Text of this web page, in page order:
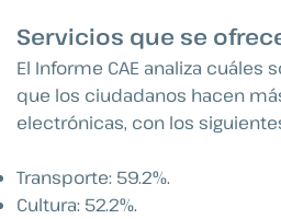
Servicios que se
El Informe CAE analiza cuáles
que los ciudadanos hacen
electrónicas, con los
Transporte: 59.2%.
Cultura: 52.2%.